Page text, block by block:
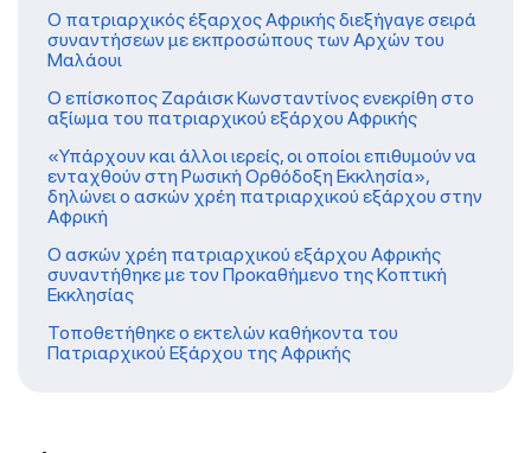
O πατριαρχικός έξαρχος Αφρικής διεξήγαγε σειρά
συναντήσεων με εκπροσώπους των Αρχών του
Μαλάουι
Ο επίσκοπος Ζαράισκ Κωνσταντίνος ενεκρίθη στο
αξίωμα του πατριαρχικού εξάρχου Αφρικής
«Υπάρχουν και άλλοι ιερείς, οι οποίοι επιθυμούν να
ενταχθούν στη Ρωσική Ορθόδοξη Εκκλησία»,
δηλώνει ο ασκών χρέη πατριαρχικού εξάρχου στην
Αφρική
Ο ασκών χρέη πατριαρχικού εξάρχου Αφρικής
συναντήθηκε με τον Προκαθήμενο της Κοπτική
Εκκλησίας
Τοποθετήθηκε ο εκτελών καθήκοντα του
Πατριαρχικού Εξάρχου της Αφρικής